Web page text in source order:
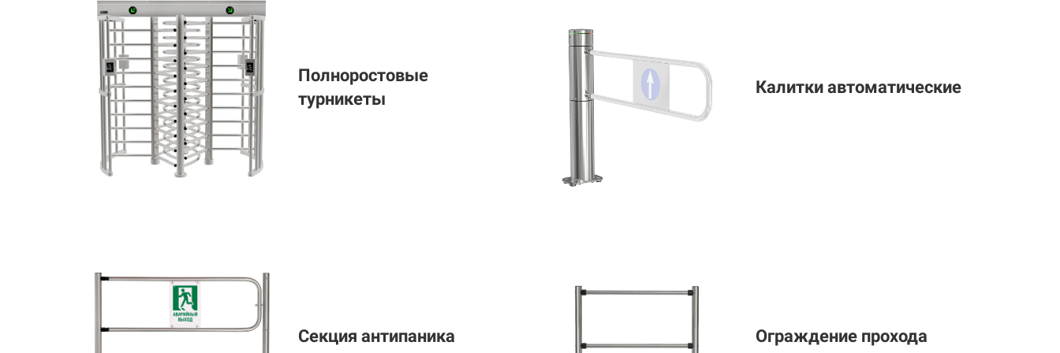
Полноростовые
турникеты
Калитки автоматические
Секция антипаника Ограждение прохода